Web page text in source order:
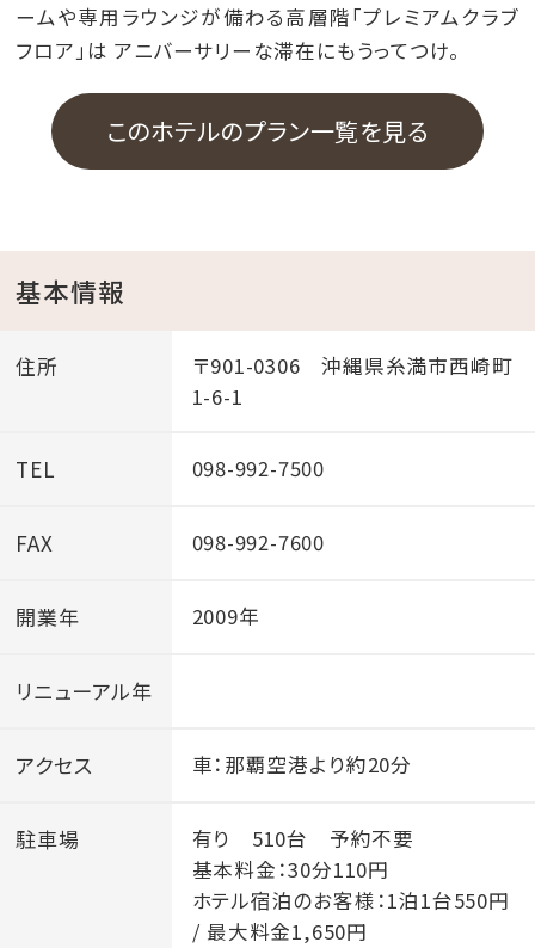
ームや専用ラウンジが備わる高層階「プレミアムクラブ
フロア」は アニバーサリーな滞在にもうってつけ。
このホテルのプラン一覧を見る
基本情報
住所
〒901-0306 沖縄県糸満市西崎町
1-6-1
TEL 098-992-7500
FAX 098-992-7600
開業年 2009年
リニューアル年
アクセス 車：那覇空港より約20分
駐車場
有り 510台 予約不要
基本料金：30分110円
ホテル宿泊のお客様：1泊1台550円
/ 最大料金1,650円